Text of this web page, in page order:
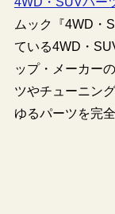
ムック『4WD・
ている4WD・
ップ・メーカー
ツやチューニン
ゆるパーツを完全